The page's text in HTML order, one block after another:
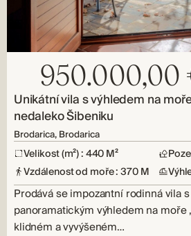
950.000,00
Unikátní vila s výhledem na
nedaleko Šibeniku
Brodarica, Brodarica
Velikost (m²) : 440 M²
Vzdálenost od moře : 370 M
Prodává se impozantní rodinná vila
panoramatickým výhledem na moře
klidném a vyvýšeném…